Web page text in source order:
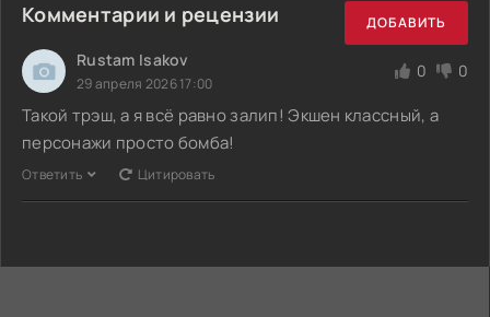
Комментарии и рецензии ДОБАВИТЬ
Rustam Isakov
29 апреля 2026 17:00
0 0
Такой трэш, а я всё равно залип! Экшен классный, а
персонажи просто бомба!
Ответить Цитировать